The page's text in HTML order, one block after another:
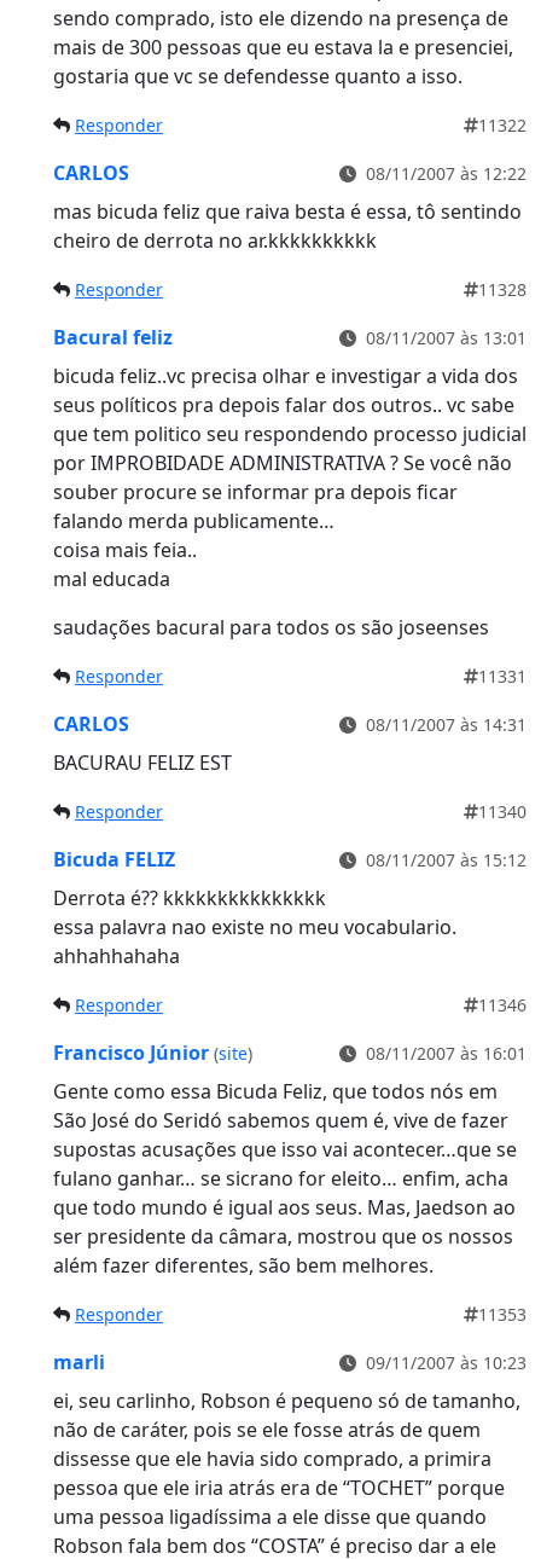
sendo comprado, isto ele dizendo na presença de
mais de 300 pessoas que eu estava la e presenciei,
gostaria que vc se defendesse quanto a isso.
Responder 11322
CARLOS 08/11/2007 às 12:22
mas bicuda feliz que raiva besta é essa, tô sentindo
cheiro de derrota no ar.kkkkkkkkkk
Responder 11328
Bacural feliz 08/11/2007 às 13:01
bicuda feliz..vc precisa olhar e investigar a vida dos
seus políticos pra depois falar dos outros.. vc sabe
que tem politico seu respondendo processo judicial
por IMPROBIDADE ADMINISTRATIVA ? Se você não
souber procure se informar pra depois ficar
falando merda publicamente…
coisa mais feia..
mal educada
saudações bacural para todos os são joseenses
Responder 11331
CARLOS 08/11/2007 às 14:31
BACURAU FELIZ EST
Responder 11340
Bicuda FELIZ 08/11/2007 às 15:12
Derrota é?? kkkkkkkkkkkkkkk
essa palavra nao existe no meu vocabulario.
ahhahhahaha
Responder 11346
Francisco Júnior (site) 08/11/2007 às 16:01
Gente como essa Bicuda Feliz, que todos nós em
São José do Seridó sabemos quem é, vive de fazer
supostas acusações que isso vai acontecer…que se
fulano ganhar… se sicrano for eleito… enfim, acha
que todo mundo é igual aos seus. Mas, Jaedson ao
ser presidente da câmara, mostrou que os nossos
além fazer diferentes, são bem melhores.
Responder 11353
marli 09/11/2007 às 10:23
ei, seu carlinho, Robson é pequeno só de tamanho,
não de caráter, pois se ele fosse atrás de quem
dissesse que ele havia sido comprado, a primira
pessoa que ele iria atrás era de “TOCHET” porque
uma pessoa ligadíssima a ele disse que quando
Robson fala bem dos “COSTA” é preciso dar a ele